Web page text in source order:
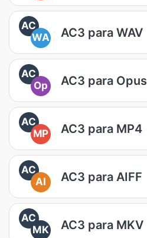
AC
WA
AC3 para WAV
AC
Op
AC3 para Opus
AC
MP
AC3 para MP4
AC
AI
AC3 para AIFF
AC
MK
AC3 para MKV